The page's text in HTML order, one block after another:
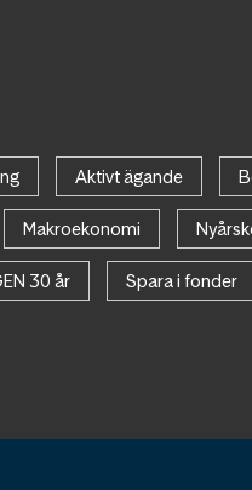
Aktivt ägande
Makroekonomi
30 år Spara i fonder